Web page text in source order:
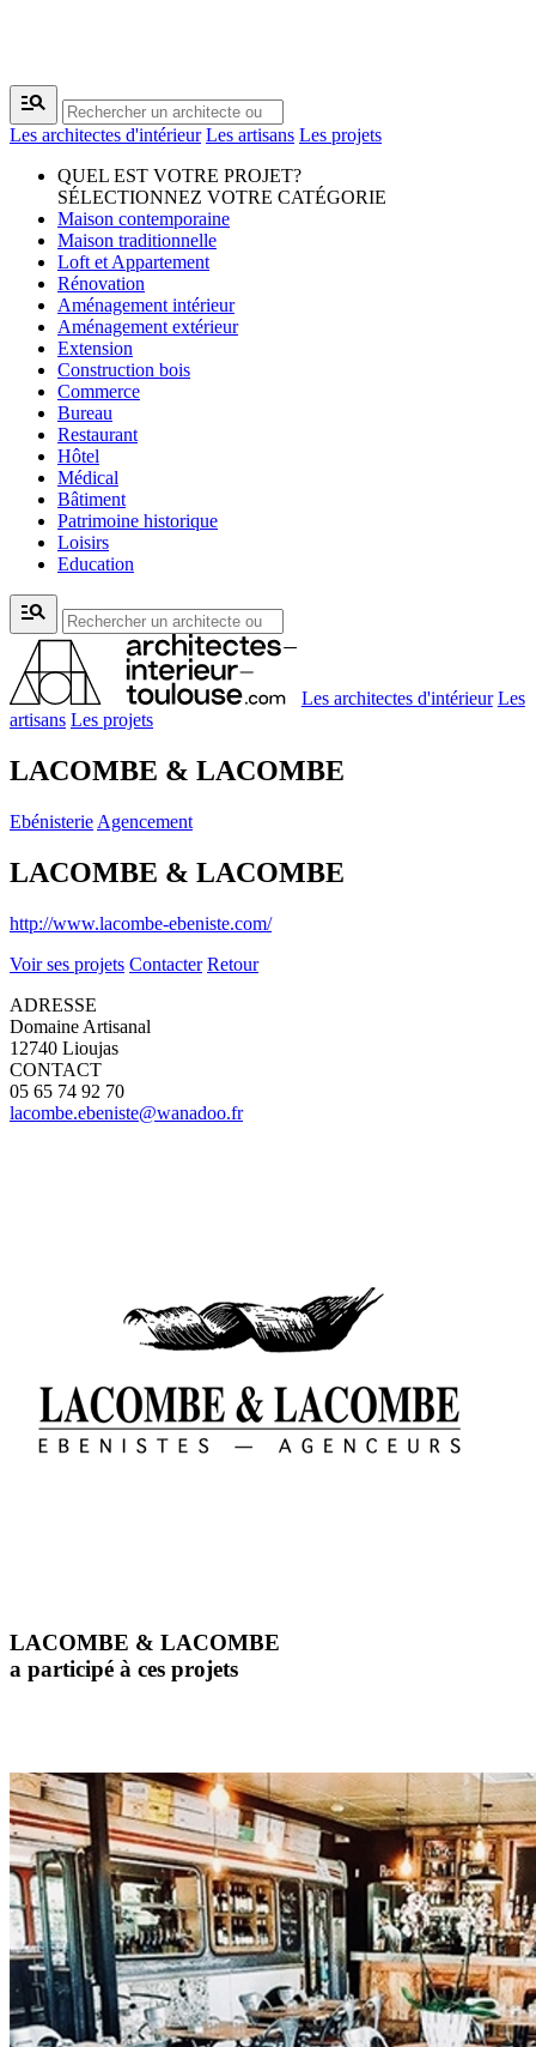
manage_search
Les architectes d'intérieur Les artisans Les projets
QUEL EST VOTRE PROJET?
SÉLECTIONNEZ VOTRE CATÉGORIE
Maison contemporaine
Maison traditionnelle
Loft et Appartement
Rénovation
Aménagement intérieur
Aménagement extérieur
Extension
Construction bois
Commerce
Bureau
Restaurant
Hôtel
Médical
Bâtiment
Patrimoine historique
Loisirs
Education
manage_search
Les architectes d'intérieur Les
artisans Les projets
LACOMBE & LACOMBE
Ebénisterie Agencement
LACOMBE & LACOMBE
http://www.lacombe-ebeniste.com/
Voir ses projets Contacter Retour
ADRESSE
Domaine Artisanal
12740 Lioujas
CONTACT
05 65 74 92 70
lacombe.ebeniste@wanadoo.fr
LACOMBE & LACOMBE
a participé à ces projets